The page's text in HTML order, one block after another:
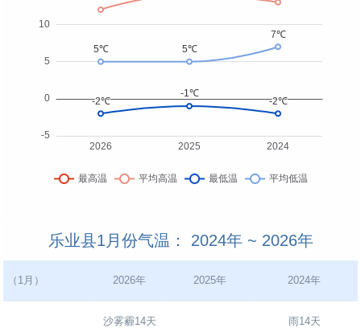
乐业县1月份气温： 2024年 ~ 2026年
（1月） 2026年 2025年 2024年
沙雾霾14天 雨14天